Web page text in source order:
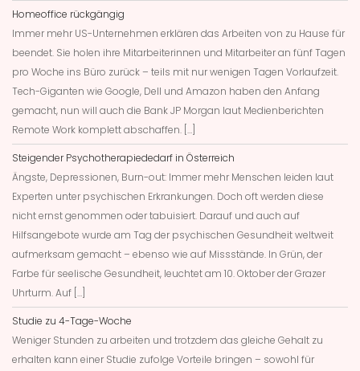
Homeoffice rückgängig
Immer mehr US-Unternehmen erklären das Arbeiten von zu Hause für
beendet. Sie holen ihre Mitarbeiterinnen und Mitarbeiter an fünf Tagen
pro Woche ins Büro zurück – teils mit nur wenigen Tagen Vorlaufzeit.
Tech-Giganten wie Google, Dell und Amazon haben den Anfang
gemacht, nun will auch die Bank JP Morgan laut Medienberichten
Remote Work komplett abschaffen. […]
Steigender Psychotherapiededarf in Österreich
Ängste, Depressionen, Burn-out: Immer mehr Menschen leiden laut
Experten unter psychischen Erkrankungen. Doch oft werden diese
nicht ernst genommen oder tabuisiert. Darauf und auch auf
Hilfsangebote wurde am Tag der psychischen Gesundheit weltweit
aufmerksam gemacht – ebenso wie auf Missstände. In Grün, der
Farbe für seelische Gesundheit, leuchtet am 10. Oktober der Grazer
Uhrturm. Auf […]
Studie zu 4-Tage-Woche
Weniger Stunden zu arbeiten und trotzdem das gleiche Gehalt zu
erhalten kann einer Studie zufolge Vorteile bringen – sowohl für